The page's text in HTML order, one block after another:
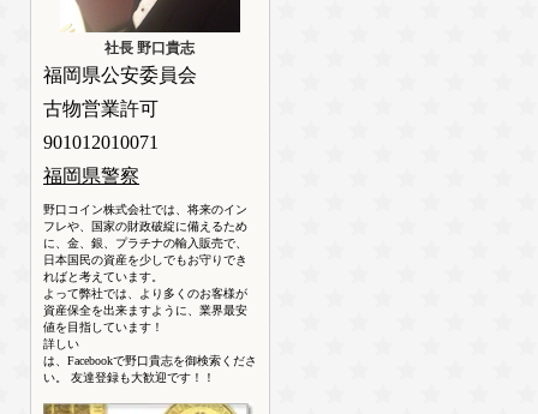
社長 野口貴志
福岡県公安委員会
古物営業許可
901012010071
福岡県警察
野口コイン株式会社では、将来のイン
フレや、国家の財政破綻に備えるため
に、金、銀、プラチナの輸入販売で、
日本国民の資産を少しでもお守りでき
ればと考えています。
よって弊社では、より多くのお客様が
資産保全を出来ますように、業界最安
値を目指しています！
詳しい
は、Facebookで野口貴志を御検索くださ
い。 友達登録も大歓迎です！！